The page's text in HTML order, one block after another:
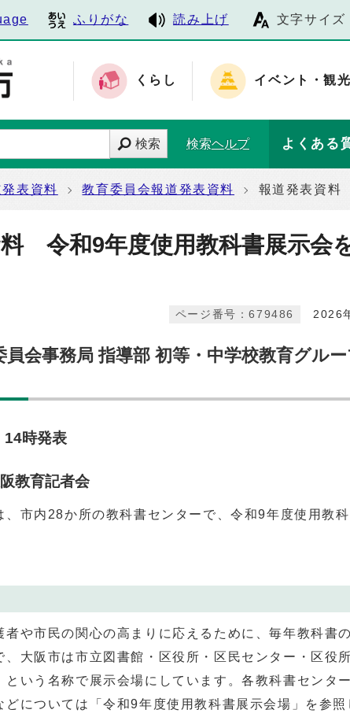
ふりがな 読み上げ 文字サイズ
くらし イベント・観光
検索 検索ヘルプ よくある
表資料 教育委員会報道発表資料 報道発表資料
令和9年度使用教科書展示会
2026
ページ番号：679486
員会事務局 指導部 初等・中学校教育グル
時発表
教育記者会
市内28か所の教科書センターで、令和9年度使用教
や市民の関心の高まりに応えるために、毎年教科書
、大阪市は市立図書館・区役所・区民センター・区役
という名称で展示会場にしています。各教科書センタ
どについては「令和9年度使用教科書展示会場」を参照